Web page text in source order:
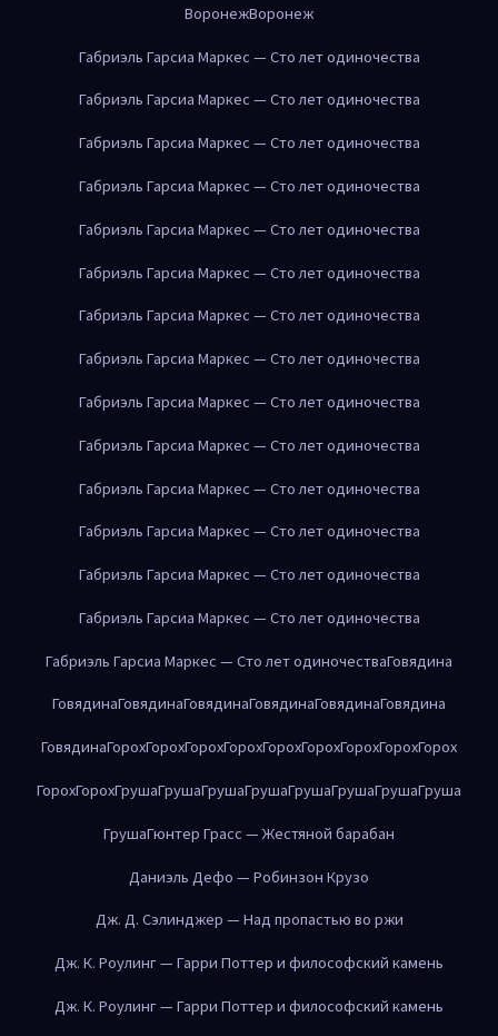
ВоронежВоронеж
Габриэль Гарсиа Маркес — Сто лет одиночества
Габриэль Гарсиа Маркес — Сто лет одиночества
Габриэль Гарсиа Маркес — Сто лет одиночества
Габриэль Гарсиа Маркес — Сто лет одиночества
Габриэль Гарсиа Маркес — Сто лет одиночества
Габриэль Гарсиа Маркес — Сто лет одиночества
Габриэль Гарсиа Маркес — Сто лет одиночества
Габриэль Гарсиа Маркес — Сто лет одиночества
Габриэль Гарсиа Маркес — Сто лет одиночества
Габриэль Гарсиа Маркес — Сто лет одиночества
Габриэль Гарсиа Маркес — Сто лет одиночества
Габриэль Гарсиа Маркес — Сто лет одиночества
Габриэль Гарсиа Маркес — Сто лет одиночества
Габриэль Гарсиа Маркес — Сто лет одиночества
Габриэль Гарсиа Маркес — Сто лет одиночестваГовядина
ГовядинаГовядинаГовядинаГовядинаГовядинаГовядина
ГовядинаГорохГорохГорохГорохГорохГорохГорохГорохГорох
ГорохГорохГрушаГрушаГрушаГрушаГрушаГрушаГрушаГруша
ГрушаГюнтер Грасс — Жестяной барабан
Даниэль Дефо — Робинзон Крузо
Дж. Д. Сэлинджер — Над пропастью во ржи
Дж. К. Роулинг — Гарри Поттер и философский камень
Дж. К. Роулинг — Гарри Поттер и философский камень